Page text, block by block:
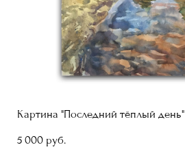
Картина "Последний тёплый день"
5 000 pуб.